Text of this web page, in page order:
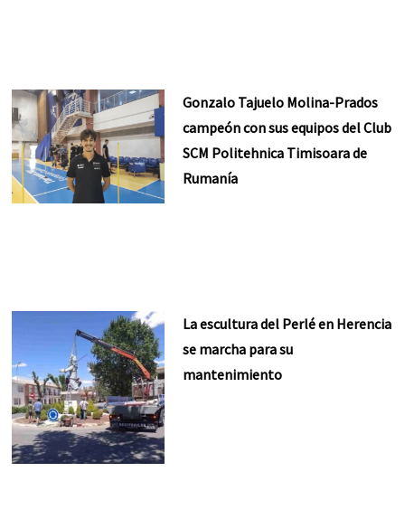
Gonzalo Tajuelo Molina-Prados
campeón con sus equipos del Club
SCM Politehnica Timisoara de
Rumanía
La escultura del Perlé en Herencia
se marcha para su
mantenimiento